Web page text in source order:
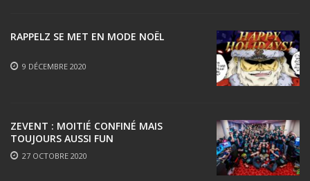
RAPPELZ SE MET EN MODE NOËL
9 DÉCEMBRE 2020
ZEVENT : MOITIÉ CONFINÉ MAIS
TOUJOURS AUSSI FUN
27 OCTOBRE 2020